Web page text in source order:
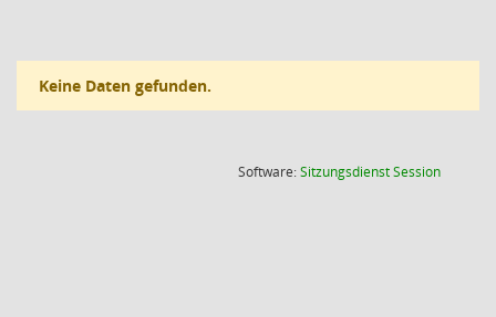
Keine Daten gefunden.
Software:SitzungsdienstSession(Wird in